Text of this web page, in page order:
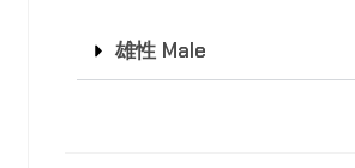
雄性 Male